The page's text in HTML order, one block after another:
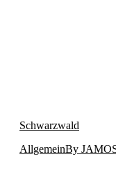
Schwarzwald
AllgemeinBy